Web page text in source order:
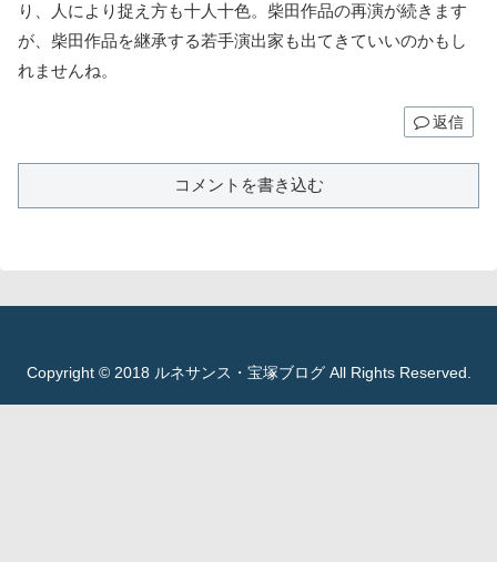
り、人により捉え方も十人十色。柴田作品の再演が続きます
が、柴田作品を継承する若手演出家も出てきていいのかもし
れませんね。
返信
コメントを書き込む
Copyright © 2018 ルネサンス・宝塚ブログ All Rights Reserved.